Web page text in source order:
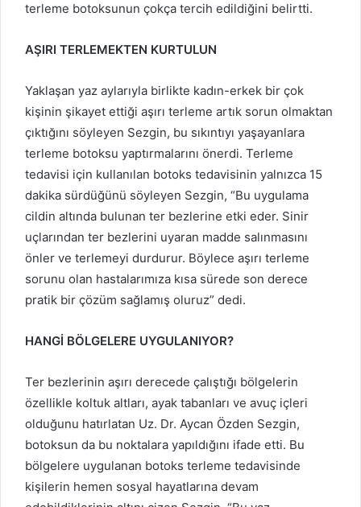
terleme botoksunun çokça tercih edildiğini belirtti.
AŞIRI TERLEMEKTEN KURTULUN
Yaklaşan yaz aylarıyla birlikte kadın-erkek bir çok
kişinin şikayet ettiği aşırı terleme artık sorun olmaktan
çıktığını söyleyen Sezgin, bu sıkıntıyı yaşayanlara
terleme botoksu yaptırmalarını önerdi. Terleme
tedavisi için kullanılan botoks tedavisinin yalnızca 15
dakika sürdüğünü söyleyen Sezgin, “Bu uygulama
cildin altında bulunan ter bezlerine etki eder. Sinir
uçlarından ter bezlerini uyaran madde salınmasını
önler ve terlemeyi durdurur. Böylece aşırı terleme
sorunu olan hastalarımıza kısa sürede son derece
pratik bir çözüm sağlamış oluruz” dedi.
HANGİ BÖLGELERE UYGULANIYOR?
Ter bezlerinin aşırı derecede çalıştığı bölgelerin
özellikle koltuk altları, ayak tabanları ve avuç içleri
olduğunu hatırlatan Uz. Dr. Aycan Özden Sezgin,
botoksun da bu noktalara yapıldığını ifade etti. Bu
bölgelere uygulanan botoks terleme tedavisinde
kişilerin hemen sosyal hayatlarına devam